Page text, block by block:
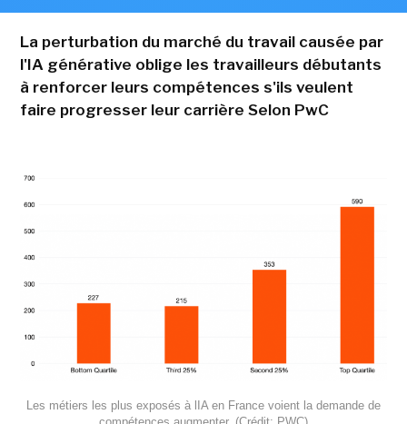
La perturbation du marché du travail causée par
l'IA générative oblige les travailleurs débutants
à renforcer leurs compétences s'ils veulent
faire progresser leur carrière Selon PwC
Les métiers les plus exposés à lIA en France voient la demande de